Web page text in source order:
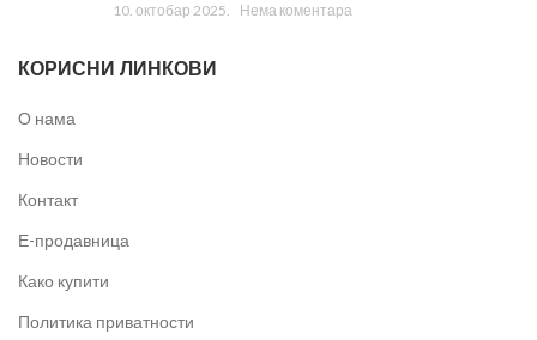
10. октобар 2025. Нема коментара
КОРИСНИ ЛИНКОВИ
О нама
Новости
Контакт
Е-продавница
Како купити
Политика приватности